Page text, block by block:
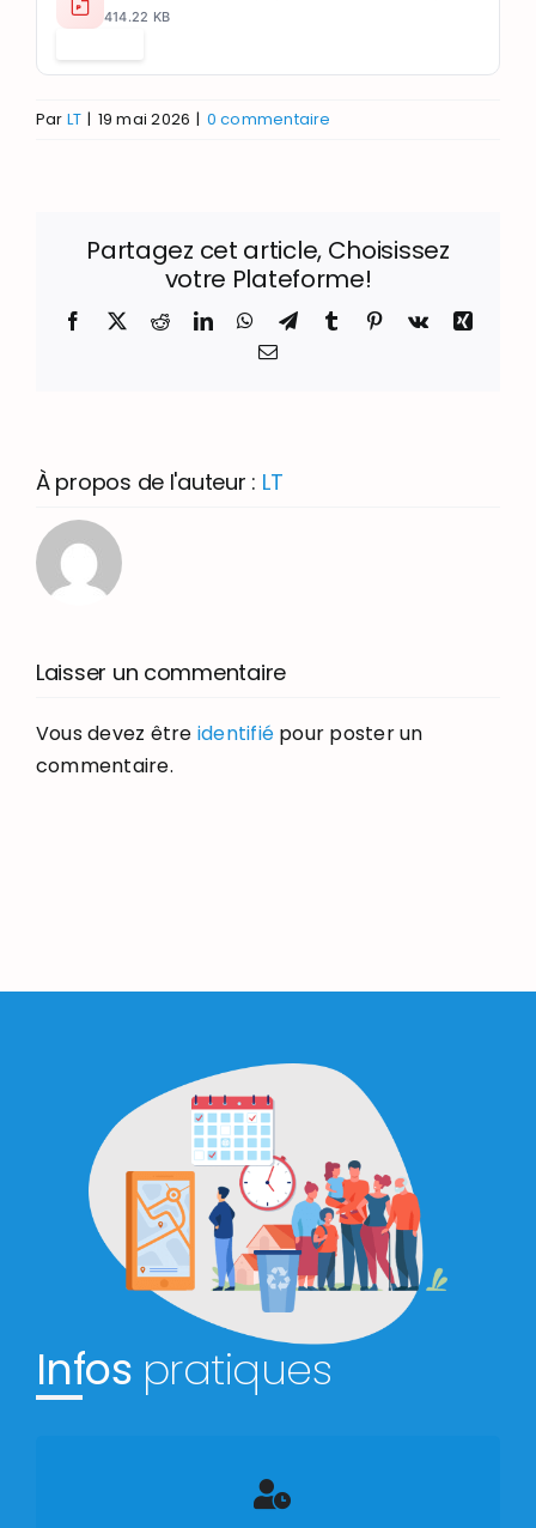
414.22 KB
Par LT | 19 mai 2026 | 0 commentaire
Partagez cet article, Choisissez
votre Plateforme!
Facebook
X RedditLinkedInWhatsApp
TelegramTumblr Pinterest
Vk
Xing
Email
À propos de l'auteur : LT
Laisser un commentaire
Vous devez être identifié pour poster un
commentaire.
Infos pratiques